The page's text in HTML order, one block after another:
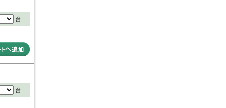
台
台